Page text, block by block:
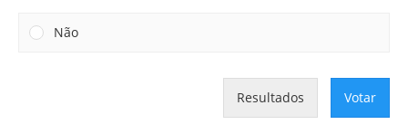
Não
Resultados Votar